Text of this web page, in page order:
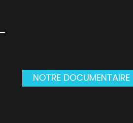
NOTRE DOCUMENTAIRE